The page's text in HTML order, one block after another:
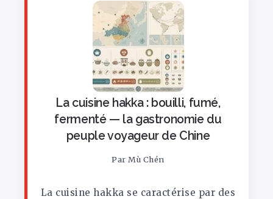
La cuisine hakka : bouilli, fumé,
fermenté — la gastronomie du
peuple voyageur de Chine
Par Mù Chén
La cuisine hakka se caractérise par des